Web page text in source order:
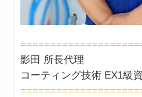
影田 所長代理
コーティング技術 EX1級